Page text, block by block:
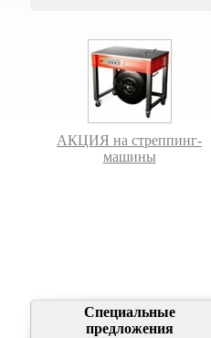
АКЦИЯ на стреппинг-
машины
Специальные
предложения